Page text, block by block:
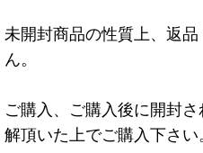
未開封商品の性質上、返
ん。
ご購入、ご購入後に開封
解頂いた上でご購入下さい